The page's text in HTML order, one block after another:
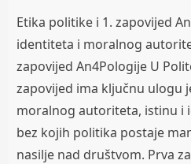
Etika politike i 1. zapovijed
identiteta i moralnog
zapovijed An4Pologije U
zapovijed ima ključnu ulogu
moralnog autoriteta, istinu i
bez kojih politika postaje
nasilje nad društvom. Prva